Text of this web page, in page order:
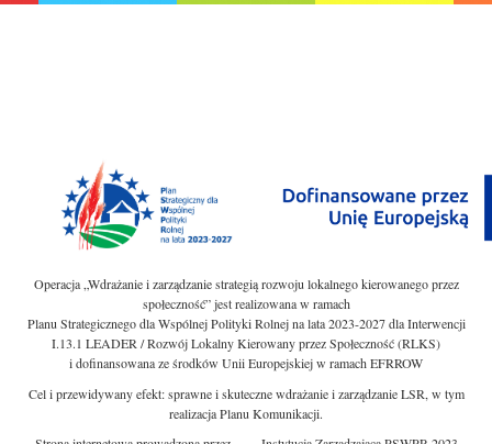
Operacja „Wdrażanie i zarządzanie strategią rozwoju lokalnego kierowanego przez
społeczność” jest realizowana w ramach
Planu Strategicznego dla Wspólnej Polityki Rolnej na lata 2023-2027 dla Interwencji
I.13.1 LEADER / Rozwój Lokalny Kierowany przez Społeczność (RLKS)
i dofinansowana ze środków Unii Europejskiej w ramach EFRROW
Cel i przewidywany efekt: sprawne i skuteczne wdrażanie i zarządzanie LSR, w tym
realizacja Planu Komunikacji.